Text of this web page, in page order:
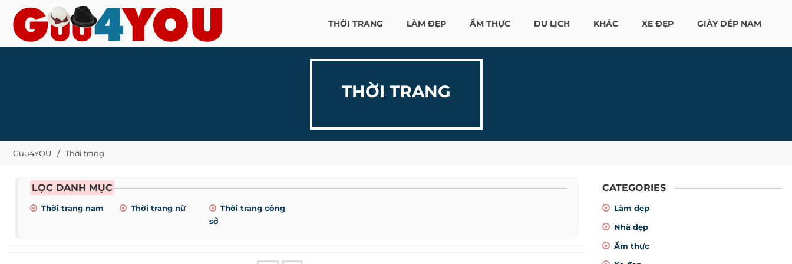
THỜI TRANG LÀM ĐẸP ẨM THỰC DU LỊCH KHÁC XE ĐẸP GIÀY DÉP NAM
THỜI TRANG
Guu4YOU Thời trang
LỌC DANH MỤC
Thời trang nam Thời trang nữ
Thời trang công
sở
CATEGORIES
Làm đẹp
Nhà đẹp
Ẩm thực